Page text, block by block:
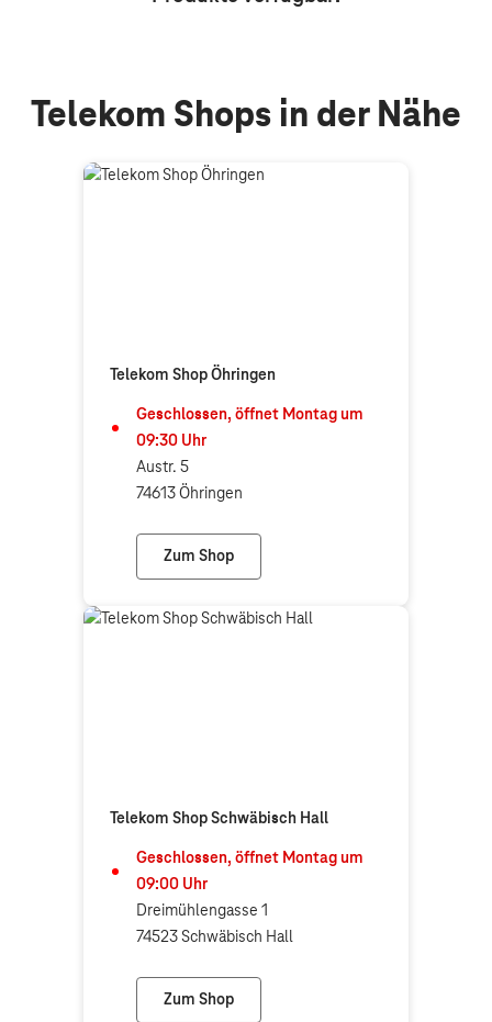
Telekom Shops in der Nähe
Telekom Shop Öhringen
Geschlossen, öffnet Montag um
09:30 Uhr
Austr. 5
74613 Öhringen
Zum Shop
Telekom Shop Öhringen
Telekom Shop Schwäbisch Hall
Geschlossen, öffnet Montag um
09:00 Uhr
Dreimühlengasse 1
74523 Schwäbisch Hall
Zum Shop
Telekom Shop Schwäbisch Hall